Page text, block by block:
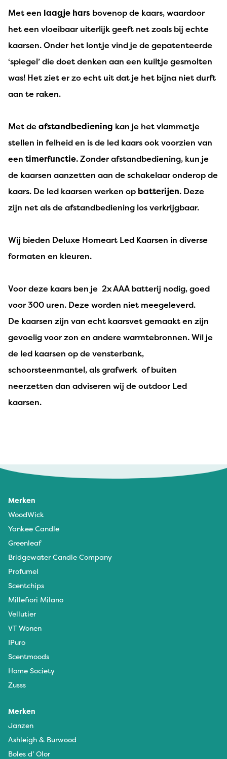
Met een laagje hars bovenop de kaars, waardoor
het een vloeibaar uiterlijk geeft net zoals bij echte
kaarsen. Onder het lontje vind je de gepatenteerde
‘spiegel’ die doet denken aan een kuiltje gesmolten
was! Het ziet er zo echt uit dat je het bijna niet durft
aan te raken.
Met de afstandbediening kan je het vlammetje
stellen in felheid en is de led kaars ook voorzien van
een timerfunctie.Zonder afstandbediening, kun je
de kaarsen aanzetten aan de schakelaar onderop de
kaars. De led kaarsen werken op batterijen. Deze
zijn net als de afstandbediening los verkrijgbaar.
Wij bieden Deluxe Homeart Led Kaarsen in diverse
formaten en kleuren.
Voor deze kaars ben je 2x AAA batterij nodig, goed
voor 300 uren. Deze worden niet meegeleverd.
De kaarsen zijn van echt kaarsvet gemaakt en zijn
gevoelig voor zon en andere warmtebronnen. Wil je
de led kaarsen op de vensterbank,
schoorsteenmantel, als grafwerk of buiten
neerzetten dan adviseren wij de outdoor Led
kaarsen.
Merken
WoodWick
Yankee Candle
Greenleaf
Bridgewater Candle Company
Profumel
Scentchips
Millefiori Milano
Vellutier
VT Wonen
IPuro
Scentmoods
Home Society
Zusss
Merken
Janzen
Ashleigh & Burwood
Boles d’ Olor